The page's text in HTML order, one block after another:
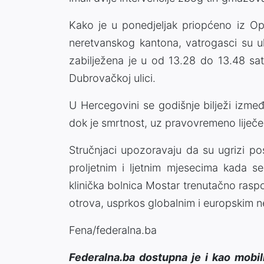
Kako je u ponedjeljak priopćeno iz
neretvanskog kantona, vatrogasci su
zabilježena je u od 13.28 do 13.48
Dubrovačkoj ulici.
U Hercegovini se godišnje bilježi
dok je smrtnost, uz pravovremeno
Stručnjaci upozoravaju da su ugrizi
proljetnim i ljetnim mjesecima kada
klinička bolnica Mostar trenutačno
otrova, usprkos globalnim i europskim
Fena/federalna.ba
Federalna.ba dostupna je i kao